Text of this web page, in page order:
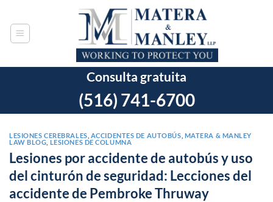
contenido
Consulta gratuita
(516) 741-6700
LESIONES CEREBRALES ACCIDENTES DE AUTOBÚS MATERA & MANLEY
LAW BLOG LESIONES DE COLUMNA
Lesiones por accidente de autobús y uso
del cinturón de seguridad: Lecciones del
accidente de Pembroke Thruway